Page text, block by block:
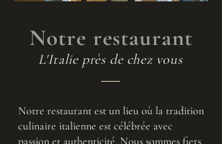
Notre restaurant
L'Italie près de chez vous
Notre restaurant est un lieu où la tradition
culinaire italienne est célébrée avec
passion et authenticité. Nous sommes fiers